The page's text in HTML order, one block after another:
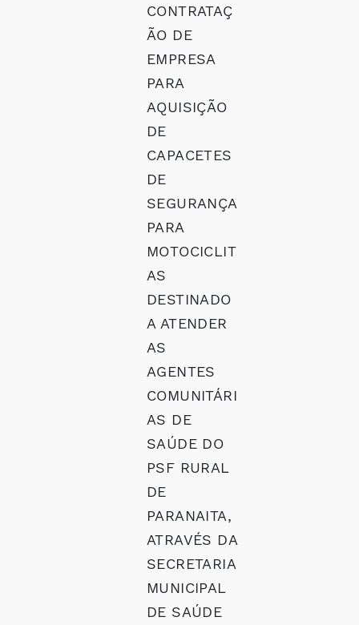
CONTRATAÇ
ÃO DE
EMPRESA
PARA
AQUISIÇÃO
DE
CAPACETES
DE
SEGURANÇA
PARA
MOTOCICLIT
AS
DESTINADO
A ATENDER
AS
AGENTES
COMUNITÁRI
AS DE
SAÚDE DO
PSF RURAL
DE
PARANAITA,
ATRAVÉS DA
SECRETARIA
MUNICIPAL
DE SAÚDE